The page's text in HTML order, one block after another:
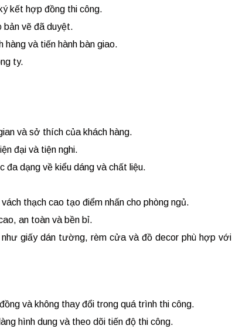
kết hợp đồng thi công.
bản vẽ đã duyệt.
và tiến hành bàn giao.
ty.
và sở thích của khách hàng.
đại và tiện nghi.
đa dạng về kiểu dáng và chất liệu.
thạch cao tạo điểm nhấn cho phòng ngủ.
an toàn và bền bỉ.
giấy dán tường, rèm cửa và đồ decor phù hợp với
và không thay đổi trong quá trình thi công.
hình dung và theo dõi tiến độ thi công.